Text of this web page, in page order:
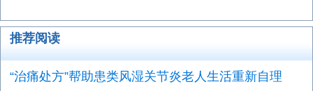
推荐阅读
“治痛处方”帮助患类风湿关节炎老人生活重新自理